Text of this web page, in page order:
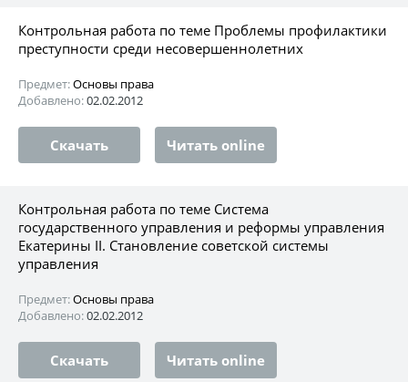
Контрольная работа по теме Проблемы профилактики
преступности среди несовершеннолетних
Предмет:Основы права
Добавлено:02.02.2012
Скачать Читать online
Контрольная работа по теме Система
государственного управления и реформы управления
Екатерины II. Становление советской системы
управления
Предмет:Основы права
Добавлено:02.02.2012
Скачать Читать online